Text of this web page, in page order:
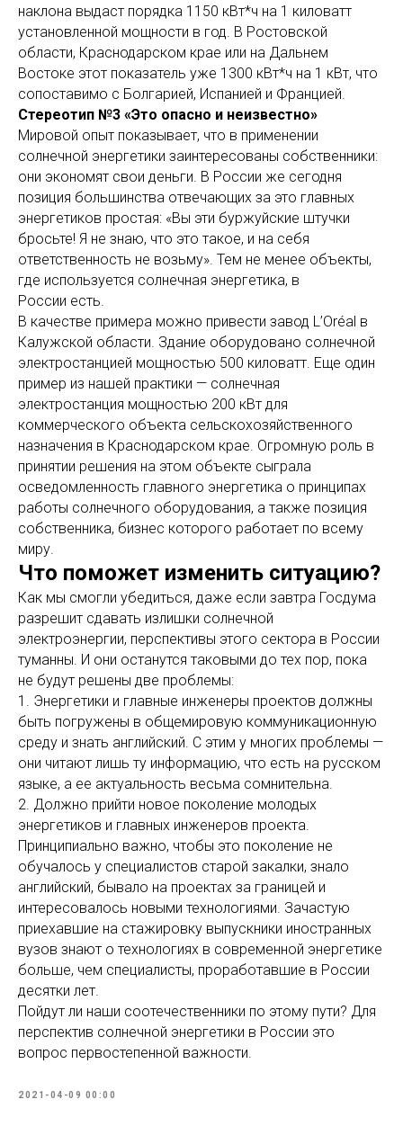
наклона выдаст порядка 1150 кВт*ч на 1 киловатт
установленной мощности в год. В Ростовской
области, Краснодарском крае или на Дальнем
Востоке этот показатель уже 1300 кВт*ч на 1 кВт, что
сопоставимо с Болгарией, Испанией и Францией.
Стереотип №3 «Это опасно и неизвестно»
Мировой опыт показывает, что в применении
солнечной энергетики заинтересованы собственники:
они экономят свои деньги. В России же сегодня
позиция большинства отвечающих за это главных
энергетиков простая: «Вы эти буржуйские штучки
бросьте! Я не знаю, что это такое, и на себя
ответственность не возьму». Тем не менее объекты,
где используется солнечная энергетика, в
России есть.
В качестве примера можно привести завод L’Oréal в
Калужской области. Здание оборудовано солнечной
электростанцией мощностью 500 киловатт. Еще один
пример из нашей практики — солнечная
электростанция мощностью 200 кВт для
коммерческого объекта сельскохозяйственного
назначения в Краснодарском крае. Огромную роль в
принятии решения на этом объекте сыграла
осведомленность главного энергетика о принципах
работы солнечного оборудования, а также позиция
собственника, бизнес которого работает по всему
миру.
Что поможет изменить ситуацию?
Как мы смогли убедиться, даже если завтра Госдума
разрешит сдавать излишки солнечной
электроэнергии, перспективы этого сектора в России
туманны. И они останутся таковыми до тех пор, пока
не будут решены две проблемы:
1. Энергетики и главные инженеры проектов должны
быть погружены в общемировую коммуникационную
среду и знать английский. С этим у многих проблемы —
они читают лишь ту информацию, что есть на русском
языке, а ее актуальность весьма сомнительна.
2. Должно прийти новое поколение молодых
энергетиков и главных инженеров проекта.
Принципиально важно, чтобы это поколение не
обучалось у специалистов старой закалки, знало
английский, бывало на проектах за границей и
интересовалось новыми технологиями. Зачастую
приехавшие на стажировку выпускники иностранных
вузов знают о технологиях в современной энергетике
больше, чем специалисты, проработавшие в России
десятки лет.
Пойдут ли наши соотечественники по этому пути? Для
перспектив солнечной энергетики в России это
вопрос первостепенной важности.
2021-04-09 00:00